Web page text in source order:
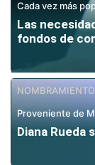
Cada vez más
Las
fondos de
Proveniente de
Diana Rueda